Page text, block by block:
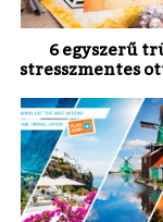
6 egyszerű
stresszmentes